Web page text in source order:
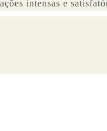
intensas e